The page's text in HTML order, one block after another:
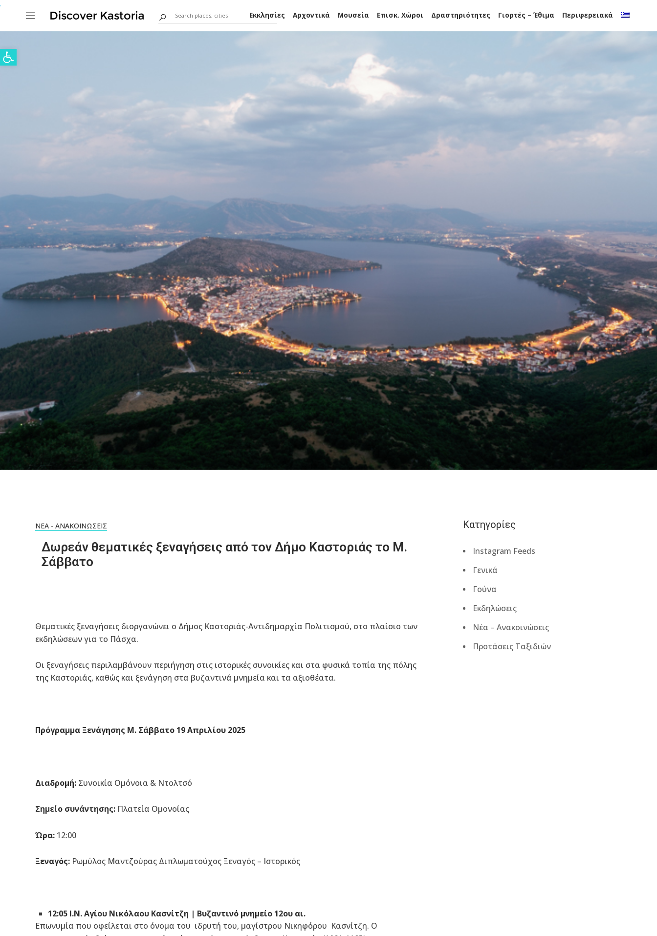
Ανοίξτε τη γραμμή εργαλείων
Εκκλησίες Αρχοντικά Μουσεία Επισκ. Χώροι Δραστηριότητες Γιορτές – Έθιμα Περιφερειακά
ΝΈΑ - ΑΝΑΚΟΙΝΏΣΕΙΣ
Δωρεάν θεματικές ξεναγήσεις από τον Δήμο Καστοριάς το Μ.
Σάββατο
Θεματικές ξεναγήσεις διοργανώνει ο Δήμος Καστοριάς-Αντιδημαρχία Πολιτισμού, στο πλαίσιο των
εκδηλώσεων για το Πάσχα.
Οι ξεναγήσεις περιλαμβάνουν περιήγηση στις ιστορικές συνοικίες και στα φυσικά τοπία της πόλης
της Καστοριάς, καθώς και ξενάγηση στα βυζαντινά μνημεία και τα αξιοθέατα.
Πρόγραμμα Ξενάγησης Μ. Σάββατο 19 Απριλίου 2025
Διαδρομή: Συνοικία Ομόνοια & Ντολτσό
Σημείο συνάντησης: Πλατεία Ομονοίας
Ώρα: 12:00
Ξεναγός: Ρωμύλος Μαντζούρας Διπλωματούχος Ξεναγός – Ιστορικός
12:05 Ι.Ν. Αγίου Νικόλαου Κασνίτζη | Βυζαντινό μνημείο 12ου αι.
Επωνυμία που οφείλεται στο όνομα του ιδρυτή του, μαγίστρου Νικηφόρου Κασνίτζη. Ο
Κατηγορίες
Instagram Feeds
Γενικά
Γούνα
Εκδηλώσεις
Νέα – Ανακοινώσεις
Προτάσεις Ταξιδιών